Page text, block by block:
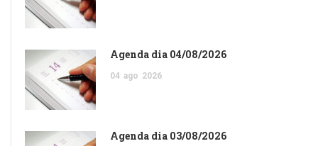
Agenda dia 04/08/2026
04 ago 2026
Agenda dia 03/08/2026